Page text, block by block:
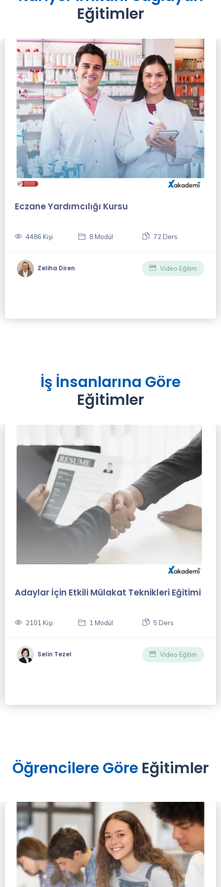
Eğitimler
Diş Hekimliği Asistanlığı Kursu
2975 Kişi 3 Modül 25 Ders
X Akademi Eğitmeni Video Eğitim
İş İnsanlarına Göre
Eğitimler
Şirketlerde İkna Eğitimi
4994 Kişi 1 Modül
X Akademi Eğitmeni Video Eğitim
Öğrencilere Göre Eğitimler